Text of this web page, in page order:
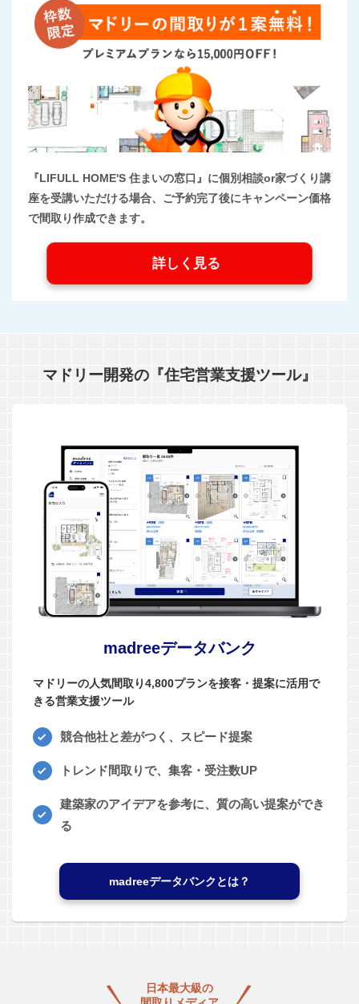
『LIFULL HOME'S 住まいの窓口』に個別相談or家づくり講
座を受講いただける場合、ご予約完了後にキャンペーン価格
で間取り作成できます。
詳しく見る
マドリー開発の『住宅営業支援ツール』
madreeデータバンク
マドリーの人気間取り4,800プランを接客・提案に活用で
きる営業支援ツール
競合他社と差がつく、スピード提案
トレンド間取りで、集客・受注数UP
建築家のアイデアを参考に、質の高い提案ができ
る
madreeデータバンクとは？
日本最大級の